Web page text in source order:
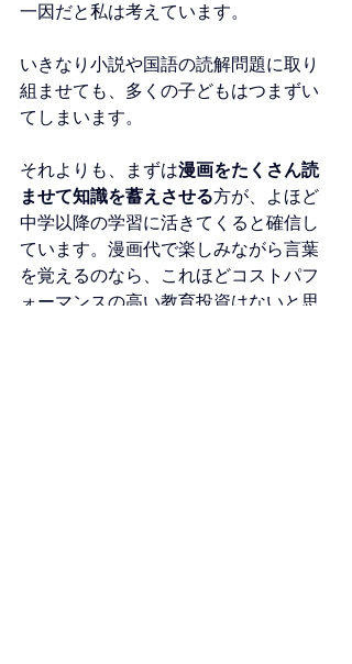
一因だと私は考えています。
いきなり小説や国語の読解問題に取り
組ませても、多くの子どもはつまずい
てしまいます。
それよりも、まずは漫画をたくさん読
ませて知識を蓄えさせる方が、よほど
中学以降の学習に活きてくると確信し
ています。漫画代で楽しみながら言葉
を覚えるのなら、これほどコストパフ
ォーマンスの高い教育投資はないと思